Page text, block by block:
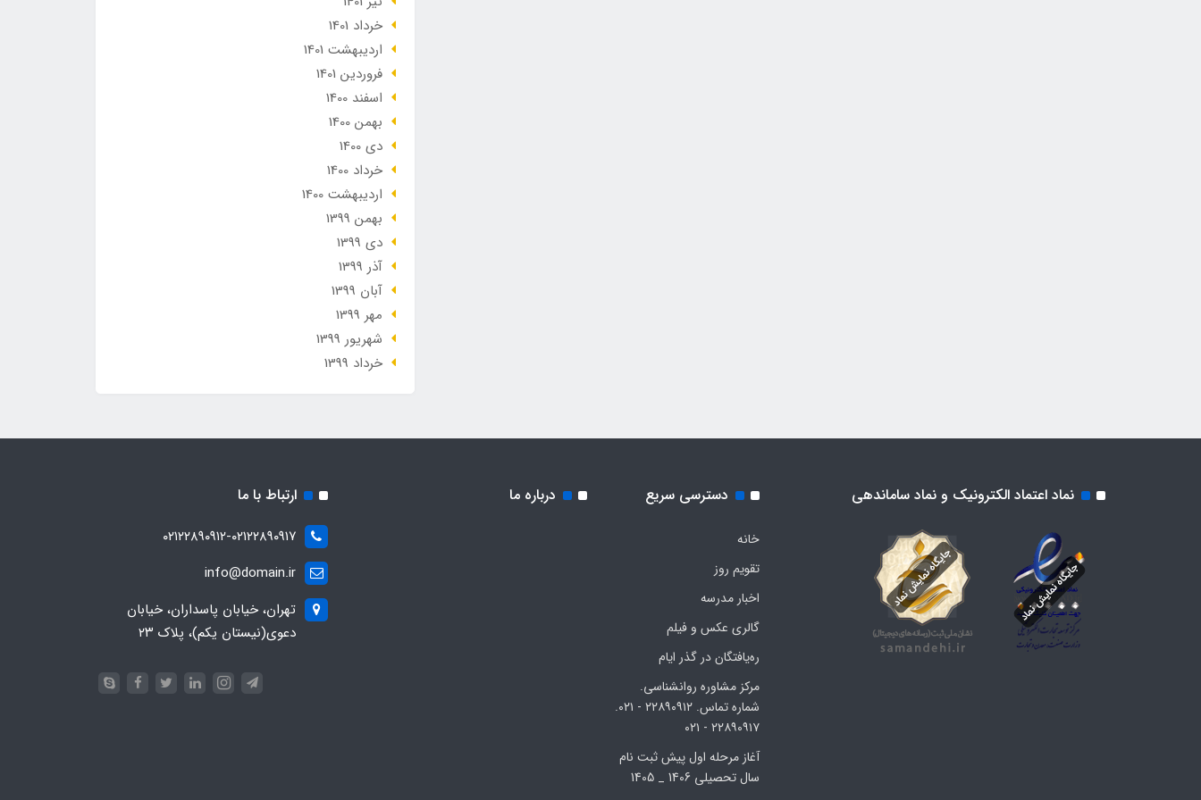
خرداد 1401
ارديبهشت 1401
فروردین 1401
اسفند 1400
بهمن 1400
دی 1400
خرداد 1400
ارديبهشت 1400
بهمن 1399
دی 1399
آذر 1399
آبان 1399
مهر 1399
شهریور 1399
خرداد 1399
نماد اعتماد الکترونیک و نماد ساماندهی دسترسی سریع
خانه
تقویم روز
اخبار مدرسه
گالری عکس و فیلم
ره‌یافتگان در گذر ایام
مرکز مشاوره روانشناسی.
شماره تماس. ۲۲۸۹۰۹۱۲ - ۰۲۱.
۲۲۸۹۰۹۱۷ - ۰۲۱
آغاز مرحله اول پیش ثبت نام
سال تحصیلی 1406 _ 1405
درباره ما ارتباط با ما
۰۲۱۲۲۸۹۰۹۱۲-۰۲۱۲۲۸۹۰۹۱۷
info@domain.ir
تهران، خیابان پاسداران، خیابان
دعوی(نیستان یکم)، پلاک ۲۳